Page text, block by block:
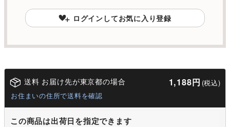
ログインしてお気に入り登録
送料 お届け先が東京都の場合 1,188円 (税込)
お住まいの住所で送料を確認
この商品は出荷日を指定できます